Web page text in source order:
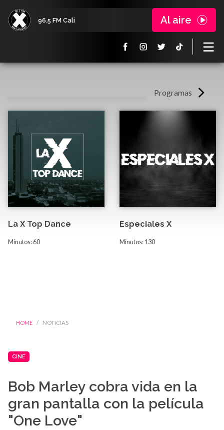
96.5 FM Cali Al aire
Programas
La X Top Dance
Minutos: 60
Especiales X
Minutos: 130
HOME NOTICIAS
CINE
Bob Marley cobra vida en la
gran pantalla con la película
"One Love"